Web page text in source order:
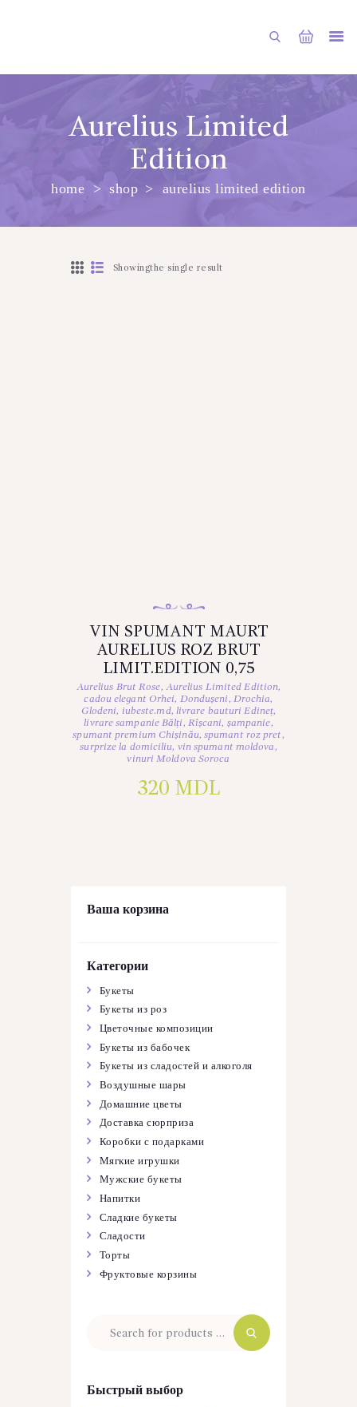
Aurelius Limited
Edition
home shop aurelius limited edition
ГЛАВНАЯ
МАГАЗИН
Showingthe single result
VIN SPUMANT MAURT
AURELIUS ROZ BRUT
LIMIT.EDITION 0,75
Aurelius Brut Rose, Aurelius Limited Edition,
cadou elegant Orhei, Dondușeni, Drochia,
Glodeni, iubeste.md, livrare bauturi Edineț,
livrare sampanie Bălți, Rîșcani, șampanie,
spumant premium Chișinău, spumant roz pret,
surprize la domiciliu, vin spumant moldova,
vinuri Moldova Soroca
320 MDL
Ваша корзина
Категории
Букеты
Букеты из роз
Цветочные композиции
Букеты из бабочек
Букеты из сладостей и алкоголя
Воздушные шары
Домашние цветы
Доставка сюрприза
Коробки с подарками
Мягкие игрушки
Мужские букеты
Напитки
Сладкие букеты
Сладости
Торты
Фруктовые корзины
Быстрый выбор